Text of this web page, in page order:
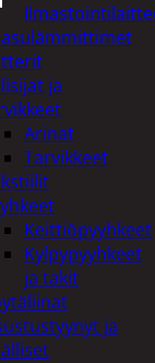
ja
Arinat
Tarvikkeet
Keittiöpyyhkeet
Kylpypyyhkeet
ja takit
ja